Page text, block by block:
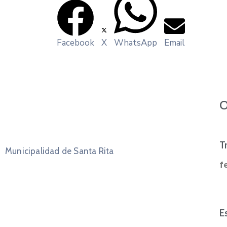
Facebook X WhatsApp Email
Municipalidad de Santa Rita